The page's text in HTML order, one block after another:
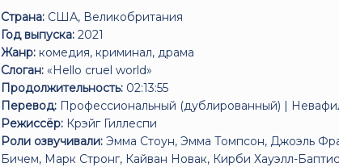
Страна: США, Великобритания
Год выпуска: 2021
Жанр: комедия, криминал, драма
Слоган: «Hello cruel world»
Продолжительность: 02:13:55
Перевод: Профессиональный (дублированный) |
Режиссёр: Крэйг Гиллеспи
Роли озвучивали: Эмма Стоун, Эмма Томпсон, Джоэль
Бичем, Марк Стронг, Кайван Новак, Кирби Хауэлл-